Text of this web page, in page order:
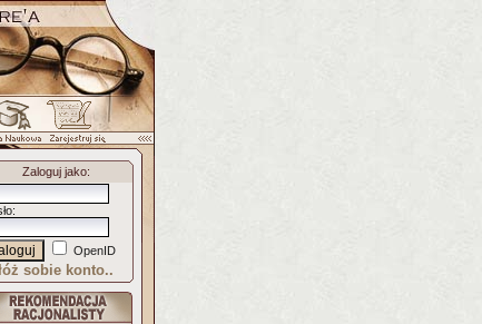
Zaloguj jako:
:
OpenID
sobie konto..